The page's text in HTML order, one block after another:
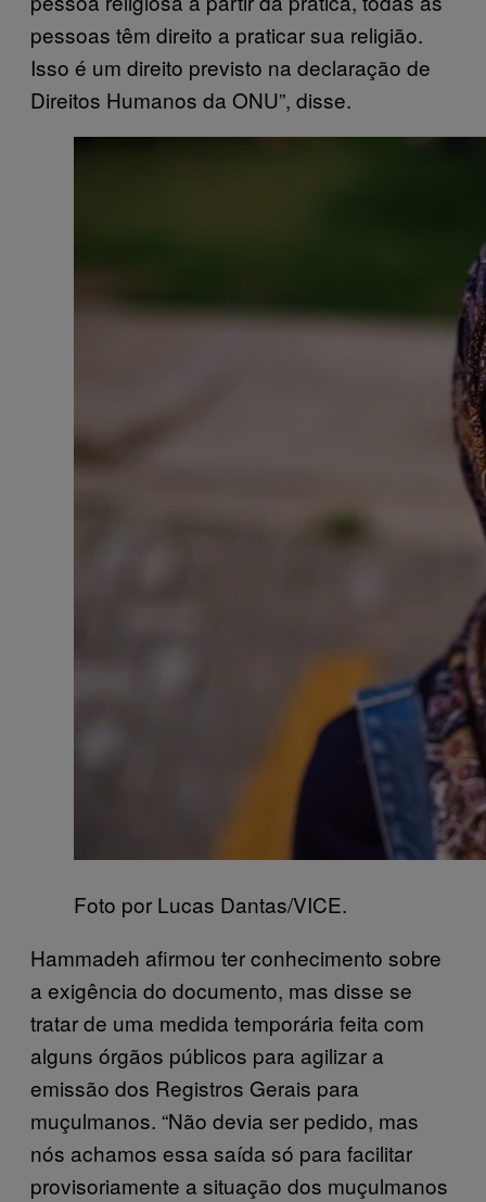
pessoas têm direito a praticar sua religião.
Isso é um direito previsto na declaração de
Direitos Humanos da ONU”, disse.
Foto por Lucas Dantas/VICE.
Hammadeh afirmou ter conhecimento sobre
a exigência do documento, mas disse se
tratar de uma medida temporária feita com
alguns órgãos públicos para agilizar a
emissão dos Registros Gerais para
muçulmanos. “Não devia ser pedido, mas
nós achamos essa saída só para facilitar
provisoriamente a situação dos muçulmanos